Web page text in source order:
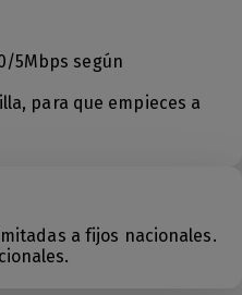
5Mbps según
para que empieces a
a fijos nacionales.